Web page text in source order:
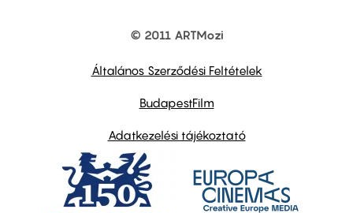
© 2011 ARTMozi
Általános Szerződési Feltételek
BudapestFilm
Adatkezelési tájékoztató